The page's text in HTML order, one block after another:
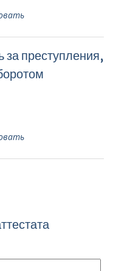
за преступления,